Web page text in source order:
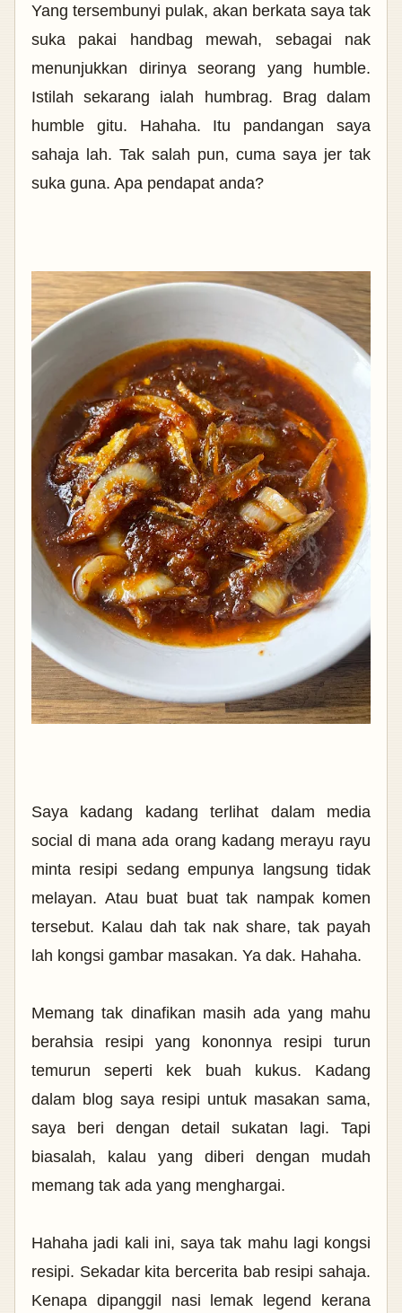
Yang tersembunyi pulak, akan berkata saya tak
suka pakai handbag mewah, sebagai nak
menunjukkan dirinya seorang yang humble.
Istilah sekarang ialah humbrag. Brag dalam
humble gitu. Hahaha. Itu pandangan saya
sahaja lah. Tak salah pun, cuma saya jer tak
suka guna. Apa pendapat anda?
Saya kadang kadang terlihat dalam media
social di mana ada orang kadang merayu rayu
minta resipi sedang empunya langsung tidak
melayan. Atau buat buat tak nampak komen
tersebut. Kalau dah tak nak share, tak payah
lah kongsi gambar masakan. Ya dak. Hahaha.
Memang tak dinafikan masih ada yang mahu
berahsia resipi yang kononnya resipi turun
temurun seperti kek buah kukus. Kadang
dalam blog saya resipi untuk masakan sama,
saya beri dengan detail sukatan lagi. Tapi
biasalah, kalau yang diberi dengan mudah
memang tak ada yang menghargai.
Hahaha jadi kali ini, saya tak mahu lagi kongsi
resipi. Sekadar kita bercerita bab resipi sahaja.
Kenapa dipanggil nasi lemak legend kerana